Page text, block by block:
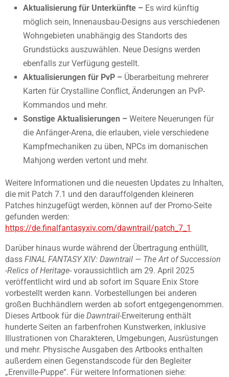
Aktualisierung für Unterkünfte – Es wird künftig
möglich sein, Innenausbau-Designs aus verschiedenen
Wohngebieten unabhängig des Standorts des
Grundstücks auszuwählen. Neue Designs werden
ebenfalls zur Verfügung gestellt.
Aktualisierungen für PvP – Überarbeitung mehrerer
Karten für Crystalline Conflict, Änderungen an PvP-
Kommandos und mehr.
Sonstige Aktualisierungen – Weitere Neuerungen für
die Anfänger-Arena, die erlauben, viele verschiedene
Kampfmechaniken zu üben, NPCs im domanischen
Mahjong werden vertont und mehr.
Weitere Informationen und die neuesten Updates zu Inhalten,
die mit Patch 7.1 und den darauffolgenden kleineren
Patches hinzugefügt werden, können auf der Promo-Seite
gefunden werden:
https://de.finalfantasyxiv.com/dawntrail/patch_7_1
Darüber hinaus wurde während der Übertragung enthüllt,
dass FINAL FANTASY XIV: Dawntrail — The Art of Succession
-Relics of Heritage- voraussichtlich am 29. April 2025
veröffentlicht wird und ab sofort im Square Enix Store
vorbestellt werden kann. Vorbestellungen bei anderen
großen Buchhändlern werden ab sofort entgegengenommen.
Dieses Artbook für die Dawntrail-Erweiterung enthält
hunderte Seiten an farbenfrohen Kunstwerken, inklusive
Illustrationen von Charakteren, Umgebungen, Ausrüstungen
und mehr. Physische Ausgaben des Artbooks enthalten
außerdem einen Gegenstandscode für den Begleiter
„Erenville-Puppe“. Für weitere Informationen siehe: